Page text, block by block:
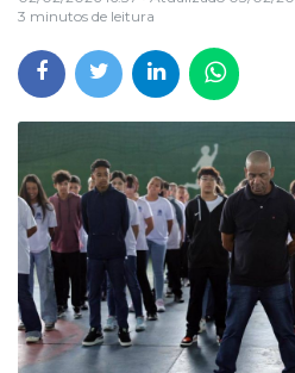
3 minutos de leitura